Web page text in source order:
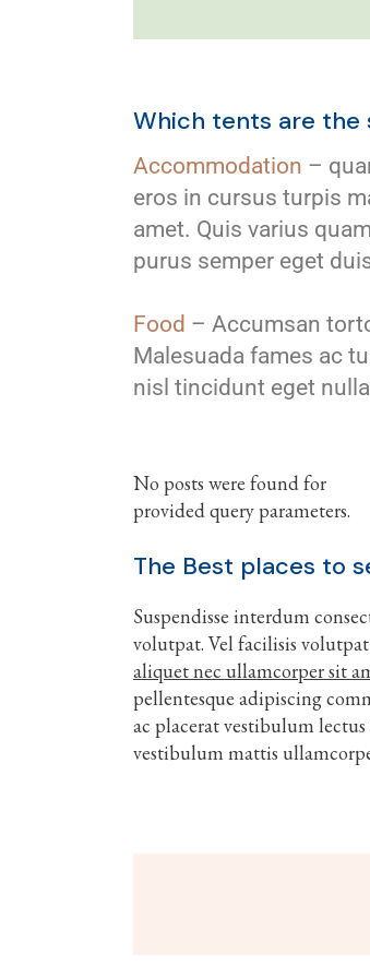
Which tents are the
Accommodation –
eros in cursus turpis
amet. Quis varius
purus semper eget
Food – Accumsan
Malesuada fames ac
nisl tincidunt eget
No posts were found for
provided query parameters.
The Best places to
Suspendisse interdum
volutpat. Vel facilisis
aliquet nec ullamcorper sit
pellentesque adipiscing
ac placerat vestibulum
vestibulum mattis